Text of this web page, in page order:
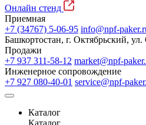
Онлайн стенд
Приемная
+7 (34767) 5-06-95 info@npf-
Башкортостан, г. Октябрьский,
Продажи
+7 937 311-58-12 market@npf-
Инженерное сопровождение
+7 927 080-40-01 service@npf-
Каталог
Каталог